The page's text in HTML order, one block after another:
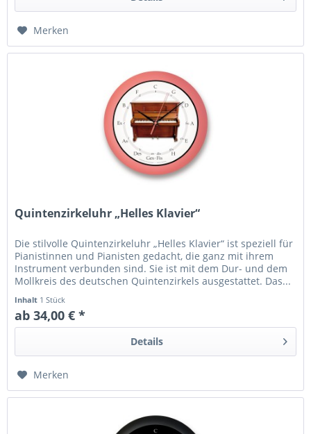
Merken
Quintenzirkeluhr „Helles Klavier“
Die stilvolle Quintenzirkeluhr „Helles Klavier“ ist speziell für
Pianistinnen und Pianisten gedacht, die ganz mit ihrem
Instrument verbunden sind. Sie ist mit dem Dur- und dem
Mollkreis des deutschen Quintenzirkels ausgestattet. Das...
Inhalt 1 Stück
ab 34,00 € *
Details
Merken